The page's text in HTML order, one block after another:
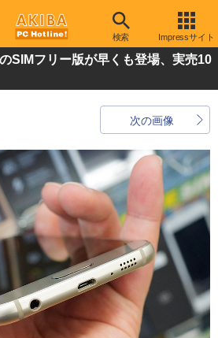
検索 Impressサイト
SIMフリー版が早くも登場、実売10
次の画像